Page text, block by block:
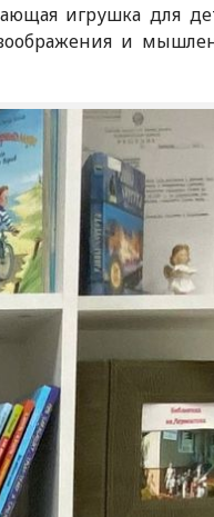
игрушка для
и